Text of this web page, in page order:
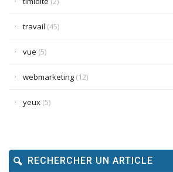
travail (45)
vue (5)
webmarketing (12)
yeux (5)
RECHERCHER UN ARTICLE